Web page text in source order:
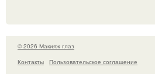
© 2026 Макияж глаз
Контакты
Пользовательское соглашение